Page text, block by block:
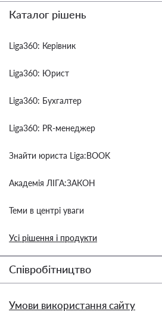
Каталог рішень
Liga360: Керівник
Liga360: Юрист
Liga360: Бухгалтер
Liga360: PR-менеджер
Знайти юриста Liga:BOOK
Академія ЛІГА:ЗАКОН
Теми в центрі уваги
Усі рішення і продукти
Співробітництво
Умови використання сайту